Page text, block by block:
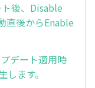
後、Disable
直後からEnable
デート適用時
ます。